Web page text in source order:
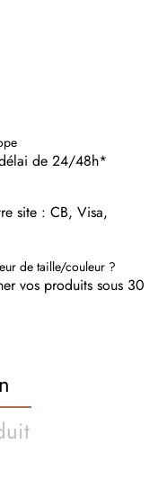
délai de 24/48h*
site : CB, Visa,
de taille/couleur ?
vos produits sous 30